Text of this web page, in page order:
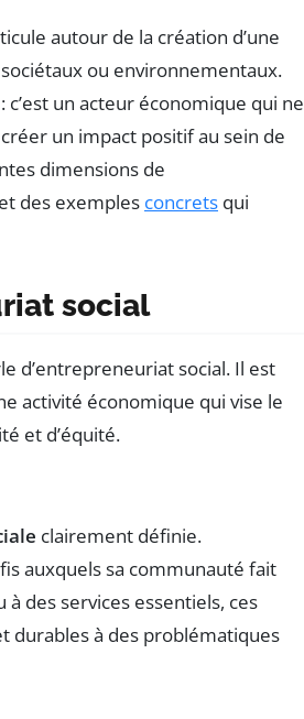
autour de la création d’une
ou environnementaux.
un acteur économique qui ne
un impact positif au sein de
dimensions de
des exemples concrets qui
social
d’entrepreneuriat social. Il est
activité économique qui vise le
et d’équité.
clairement définie.
auxquels sa communauté fait
à des services essentiels, ces
durables à des problématiques